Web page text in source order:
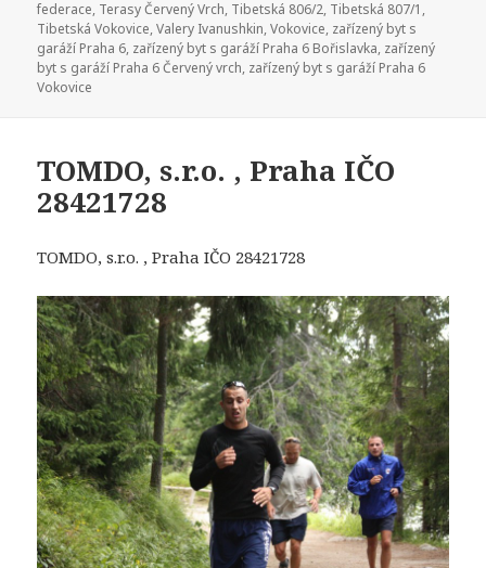
federace, Terasy Červený Vrch, Tibetská 806/2, Tibetská 807/1,
Tibetská Vokovice,Valery Ivanushkin,Vokovice, zařízený byt s
garáží Praha 6, zařízený byt s garáží Praha 6 Bořislavka, zařízený
byt s garáží Praha 6 Červený vrch, zařízený byt s garáží Praha 6
Vokovice
TOMDO, s.r.o. , Praha IČO
28421728
TOMDO, s.r.o. , Praha IČO 28421728